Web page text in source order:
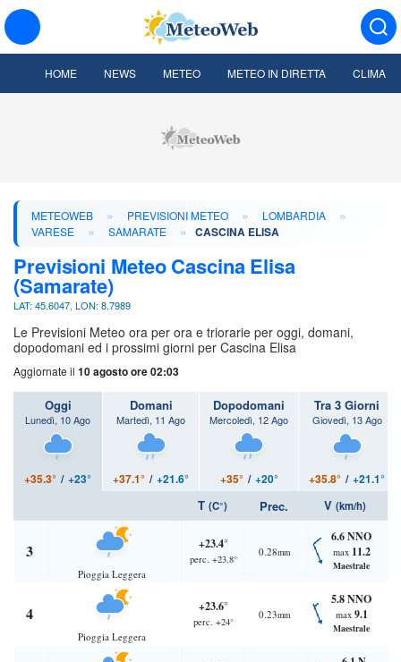
HOME NEWS METEO METEO IN DIRETTA CLIMA
METEOWEB » PREVISIONI METEO » LOMBARDIA »
VARESE » SAMARATE » CASCINA ELISA
Previsioni Meteo Cascina Elisa
(Samarate)
LAT: 45.6047, LON: 8.7989
Le Previsioni Meteo ora per ora e triorarie per oggi, domani,
dopodomani ed i prossimi giorni per Cascina Elisa
Aggiornate il 10 agosto ore 02:03
Oggi
Lunedì, 10 Ago
+35.3° / +23°
Domani
Martedì, 11 Ago
+37.1° / +21.6°
Dopodomani
Mercoledì, 12 Ago
+35° / +20°
Tra 3 Giorni
Giovedì, 13 Ago
+35.8° / +21.1°
T (C°) Prec. V (km/h)
3
Pioggia Leggera
+23.4°
perc. +23.8°
0.28mm
6.6 NNO
max 11.2
Maestrale
4
Pioggia Leggera
+23.6°
perc. +24°
0.23mm
5.8 NNO
max 9.1
Maestrale